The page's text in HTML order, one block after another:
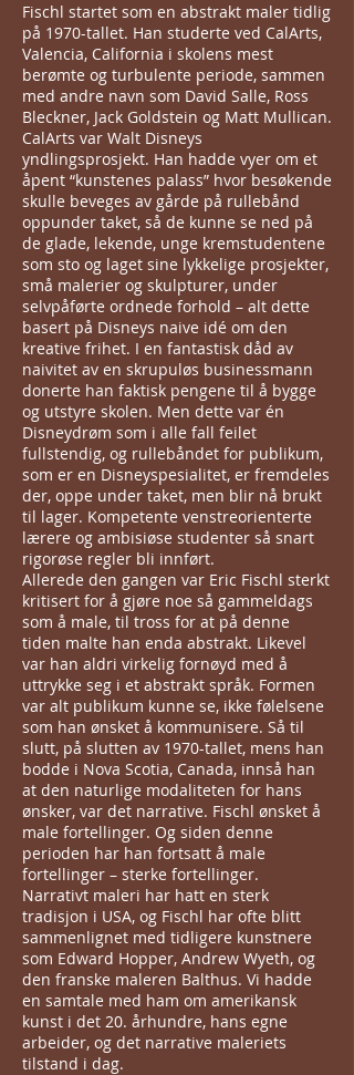
Fischl startet som en abstrakt maler tidlig
på 1970-tallet. Han studerte ved CalArts,
Valencia, California i skolens mest
berømte og turbulente periode, sammen
med andre navn som David Salle, Ross
Bleckner, Jack Goldstein og Matt Mullican.
CalArts var Walt Disneys
yndlingsprosjekt. Han hadde vyer om et
åpent “kunstenes palass” hvor besøkende
skulle beveges av gårde på rullebånd
oppunder taket, så de kunne se ned på
de glade, lekende, unge kremstudentene
som sto og laget sine lykkelige prosjekter,
små malerier og skulpturer, under
selvpåførte ordnede forhold – alt dette
basert på Disneys naive idé om den
kreative frihet. I en fantastisk dåd av
naivitet av en skrupuløs businessmann
donerte han faktisk pengene til å bygge
og utstyre skolen. Men dette var én
Disneydrøm som i alle fall feilet
fullstendig, og rullebåndet for publikum,
som er en Disneyspesialitet, er fremdeles
der, oppe under taket, men blir nå brukt
til lager. Kompetente venstreorienterte
lærere og ambisiøse studenter så snart
rigorøse regler bli innført.
Allerede den gangen var Eric Fischl sterkt
kritisert for å gjøre noe så gammeldags
som å male, til tross for at på denne
tiden malte han enda abstrakt. Likevel
var han aldri virkelig fornøyd med å
uttrykke seg i et abstrakt språk. Formen
var alt publikum kunne se, ikke følelsene
som han ønsket å kommunisere. Så til
slutt, på slutten av 1970-tallet, mens han
bodde i Nova Scotia, Canada, innså han
at den naturlige modaliteten for hans
ønsker, var det narrative. Fischl ønsket å
male fortellinger. Og siden denne
perioden har han fortsatt å male
fortellinger – sterke fortellinger.
Narrativt maleri har hatt en sterk
tradisjon i USA, og Fischl har ofte blitt
sammenlignet med tidligere kunstnere
som Edward Hopper, Andrew Wyeth, og
den franske maleren Balthus. Vi hadde
en samtale med ham om amerikansk
kunst i det 20. århundre, hans egne
arbeider, og det narrative maleriets
tilstand i dag.